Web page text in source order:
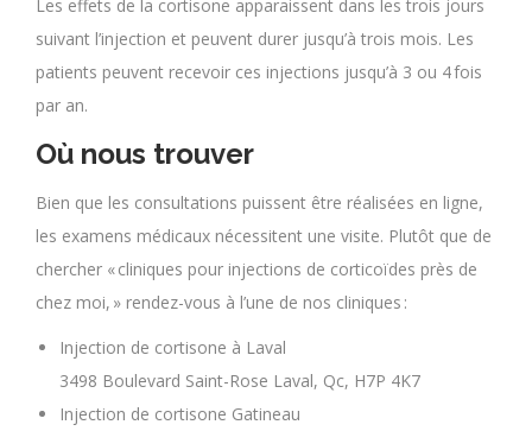
Les effets de la cortisone apparaissent dans les trois jours
suivant l’injection et peuvent durer jusqu’à trois mois. Les
patients peuvent recevoir ces injections jusqu’à 3 ou 4 fois
par an.
Où nous trouver
Bien que les consultations puissent être réalisées en ligne,
les examens médicaux nécessitent une visite. Plutôt que de
chercher « cliniques pour injections de corticoïdes près de
chez moi, » rendez-vous à l’une de nos cliniques :
Injection de cortisone à Laval
3498 Boulevard Saint-Rose Laval, Qc, H7P 4K7
Injection de cortisone Gatineau